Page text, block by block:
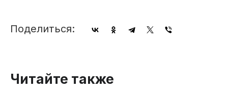
Поделиться:
Читайте также